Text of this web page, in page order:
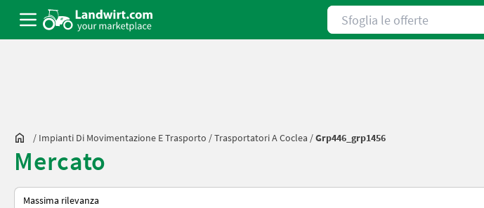
Sfoglia le offerte
/ Impianti Di Movimentazione E Trasporto /Trasportatori A Coclea /Grp446_grp1456
Mercato
Ecco come viene ordinato su Landwirt.com